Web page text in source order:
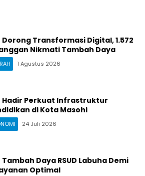
Dorong Transformasi Digital, 1.572
Nikmati Tambah Daya
1 Agustus 2026
Hadir Perkuat Infrastruktur
di Kota Masohi
24 Juli 2026
Tambah Daya RSUD Labuha Demi
Optimal